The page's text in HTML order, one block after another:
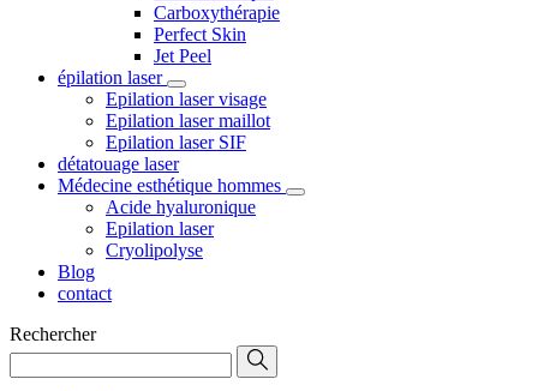
Carboxythérapie
Perfect Skin
Jet Peel
épilation laser
Epilation laser visage
Epilation laser maillot
Epilation laser SIF
détatouage laser
Médecine esthétique hommes
Acide hyaluronique
Epilation laser
Cryolipolyse
Blog
contact
Rechercher